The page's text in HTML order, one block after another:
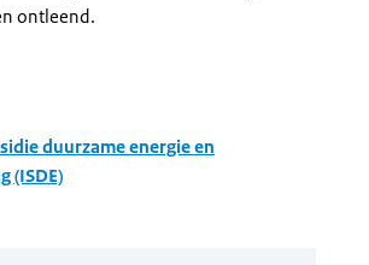
ontleend.
duurzame energie en
(ISDE)